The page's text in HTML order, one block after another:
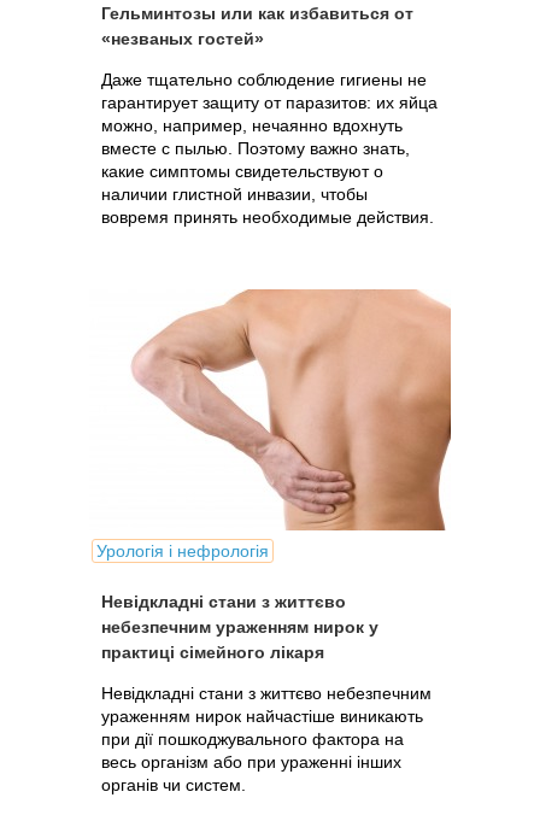
Гельминтозы или как избавиться от
«незваных гостей»
Даже тщательно соблюдение гигиены не
гарантирует защиту от паразитов: их яйца
можно, например, нечаянно вдохнуть
вместе с пылью. Поэтому важно знать,
какие симптомы свидетельствуют о
наличии глистной инвазии, чтобы
вовремя принять необходимые действия.
Урологія і нефрологія
Невідкладні стани з життєво
небезпечним ураженням нирок у
практиці сімейного лікаря
Невідкладні стани з життєво небезпечним
ураженням нирок найчастіше виникають
при дії пошкоджувального фактора на
весь організм або при ураженні інших
органів чи систем.